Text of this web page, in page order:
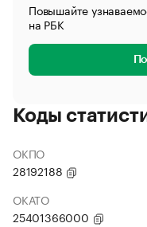
Повышайте
на РБК
Коды
ОКПО
28192188
ОКАТО
25401366000